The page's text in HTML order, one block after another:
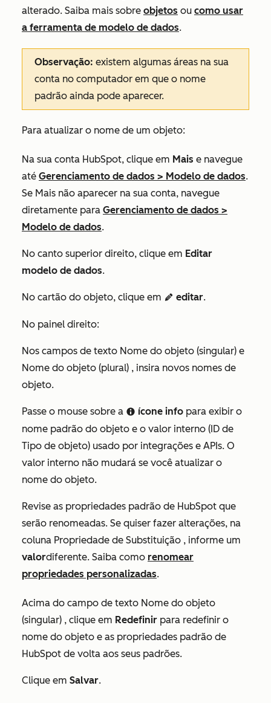
alterado. Saiba mais sobre objetos ou como usar
a ferramenta de modelo de dados.
Observação: existem algumas áreas na sua
conta no computador em que o nome
padrão ainda pode aparecer.
Para atualizar o nome de um objeto:
Na sua conta HubSpot, clique em Mais e navegue
até Gerenciamento de dados > Modelo de dados.
Se Mais não aparecer na sua conta, navegue
diretamente para Gerenciamento de dados >
Modelo de dados.
No canto superior direito, clique em Editar
modelo de dados.
No cartão do objeto, clique em editIcon editar.
No painel direito:
Nos campos de texto Nome do objeto (singular) e
Nome do objeto (plural) , insira novos nomes de
objeto.
Passe o mouse sobre a info ícone info para exibir o
nome padrão do objeto e o valor interno (ID de
Tipo de objeto) usado por integrações e APIs. O
valor interno não mudará se você atualizar o
nome do objeto.
Revise as propriedades padrão de HubSpot que
serão renomeadas. Se quiser fazer alterações, na
coluna Propriedade de Substituição , informe um
valordiferente. Saiba como renomear
propriedades personalizadas.
Acima do campo de texto Nome do objeto
(singular) , clique em Redefinir para redefinir o
nome do objeto e as propriedades padrão de
HubSpot de volta aos seus padrões.
Clique em Salvar.